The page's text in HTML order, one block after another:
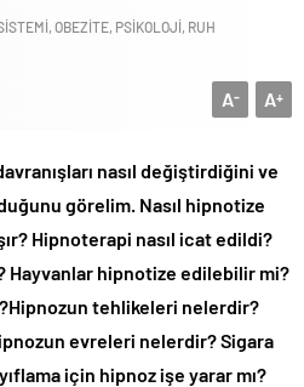
OBEZITE PSIKOLOJI RUH
A+
A-
nasıl değiştirdiğini ve
görelim. Nasıl hipnotize
Hipnoterapi nasıl icat edildi?
Hayvanlar hipnotize edilebilir mi?
tehlikeleri nelerdir?
evreleri nelerdir? Sigara
için hipnoz işe yarar mı?